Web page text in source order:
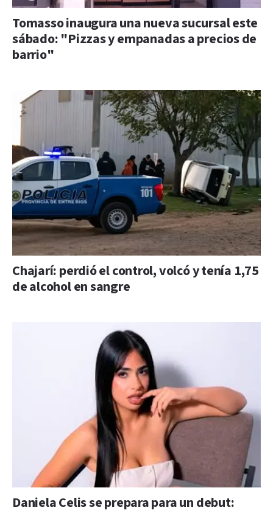
Tomasso inaugura una nueva sucursal este
sábado: "Pizzas y empanadas a precios de
barrio"
Chajarí: perdió el control, volcó y tenía 1,75
de alcohol en sangre
Daniela Celis se prepara para un debut: